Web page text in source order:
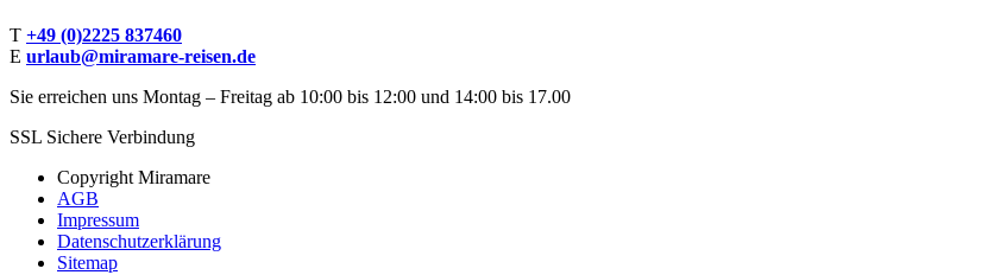
T +49 (0)2225 837460
E urlaub@miramare-reisen.de
Sie erreichen uns Montag – Freitag ab 10:00 bis 12:00 und 14:00 bis 17.00
SSL Sichere Verbindung
Copyright Miramare
AGB
Impressum
Datenschutzerklärung
Sitemap